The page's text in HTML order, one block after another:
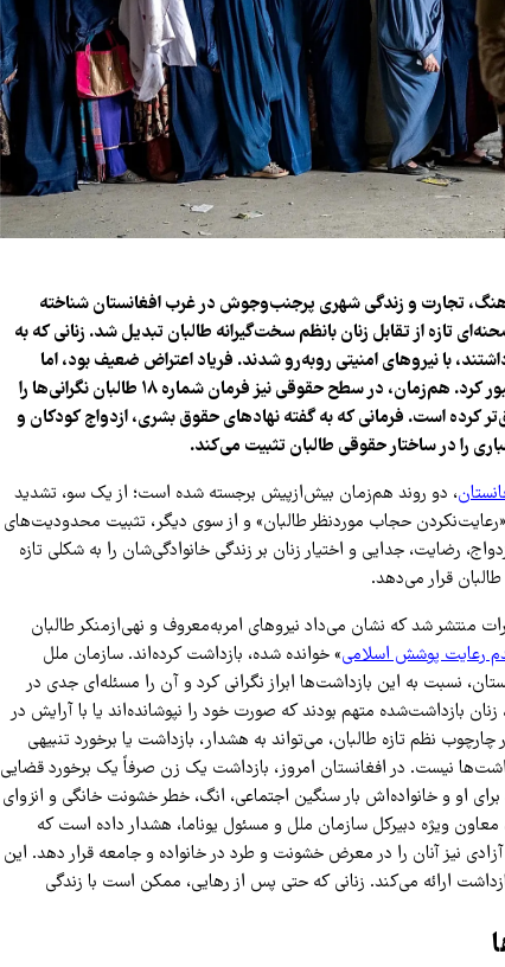
تجارت و زندگی شهری پرجنب‌وجوش در غرب افغانستان شناخته
تازه از تقابل زنان بانظم سخت‌گیرانه طالبان تبدیل شد. زنانی که به
با نیروهای امنیتی روبه‌رو شدند. فریاد اعتراض ضعیف بود، اما
صدای آن به‌سرعت از مرزهای افغانستان عبور کرد. هم‌زمان، در سطح حقوقی نیز فرمان شماره ۱۸ طالبان نگرانی‌ها را
کرده است. فرمانی که به گفته نهادهای حقوق بشری، ازدواج کودکان و
را در ساختار حقوقی طالبان تثبیت می‌کند.
، دو روند هم‌زمان بیش‌ازپیش برجسته شده است؛ از یک سو، تشدید
«رعایت‌نکردن حجاب موردنظر طالبان» و از سوی دیگر، تثبیت محدودیت‌های
شماره ۱۸ که مسئله ازدواج، رضایت، جدایی و اختیار زنان بر زندگی خانوادگی‌شان را به شکلی تازه
قرار می‌دهد.
منتشر شد که نشان می‌داد نیروهای امربه‌معروف و نهی‌ازمنکر طالبان
رعایت پوشش اسلامی» خوانده شده، بازداشت کرده‌اند. سازمان ملل
نسبت به این بازداشت‌ها ابراز نگرانی کرد و آن را مسئله‌ای جدی در
بازداشت‌شده متهم بودند که صورت خود را نپوشانده‌اند یا با آرایش در
نظم تازه طالبان، می‌تواند به هشدار، بازداشت یا برخورد تنبیهی
نیست. در افغانستان امروز، بازداشت یک زن صرفاً یک برخورد قضایی
برای او و خانواده‌اش بار سنگین اجتماعی، انگ، خطر خشونت خانگی و انزوای
معاون ویژه دبیرکل سازمان ملل و مسئول یوناما، هشدار داده است که
نیز آنان را در معرض خشونت و طرد در خانواده و جامعه قرار دهد. این
ارائه می‌کند. زنانی که حتی پس از رهایی، ممکن است با زندگی